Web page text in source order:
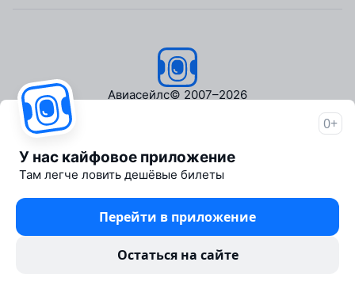
Авиасейлс© 2007–2026
Пресс‑центр
Travelpayouts
Партнёрская программа
Медиа Yo'lovchi
Трэвел‑медиа Aviasales.uz
0+
У нас кайфовое приложение
Там легче ловить дешёвые билеты
Перейти в приложение
Остаться на сайте